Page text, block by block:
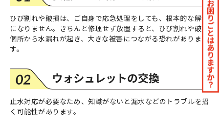
ひび割れや破損は、ご自身で応急処理をしても、根本的な解決
になりません。きちんと修理せず放置すると、ひび割れや破損
個所から水漏れが起き、大きな被害につながる恐れがありま
す。
止水対応が必要なため、知識がないと漏水などのトラブルを招
く可能性があります。